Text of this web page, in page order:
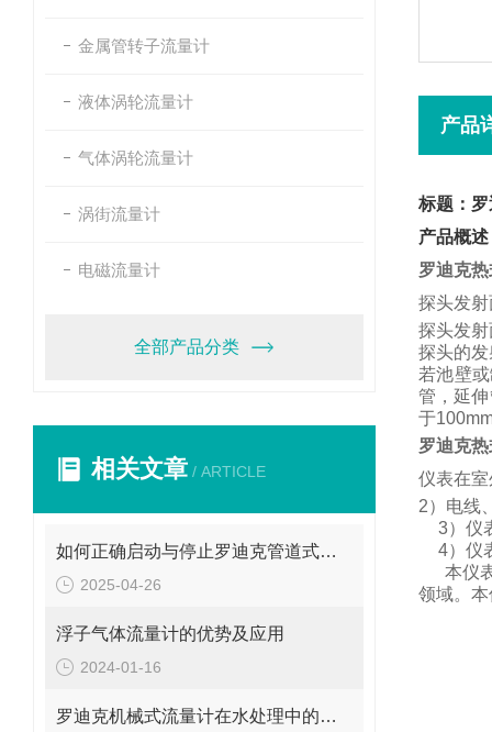
金属管转子流量计
液体涡轮流量计
气体涡轮流量计
涡街流量计
电磁流量计
全部产品分类
相关文章 / ARTICLE
如何正确启动与停止罗迪克管道式流量计？操作要点要牢记
2025-04-26
浮子气体流量计的优势及应用
2024-01-16
罗迪克机械式流量计在水处理中的应用
产品
标题：
产品概述
罗迪克
探头发
探头发
探头的
若池壁
管，延
于
罗迪克
仪表在
2）电线
3）仪
4）仪
本仪
领域。 本